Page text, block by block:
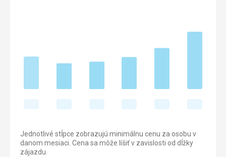
Jednotlivé stĺpce zobrazujú minimálnu cenu za osobu v
danom mesiaci. Cena sa môže líšiť v zavislosti od dĺžky
zájazdu.